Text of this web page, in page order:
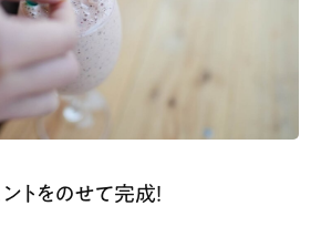
トをのせて完成！